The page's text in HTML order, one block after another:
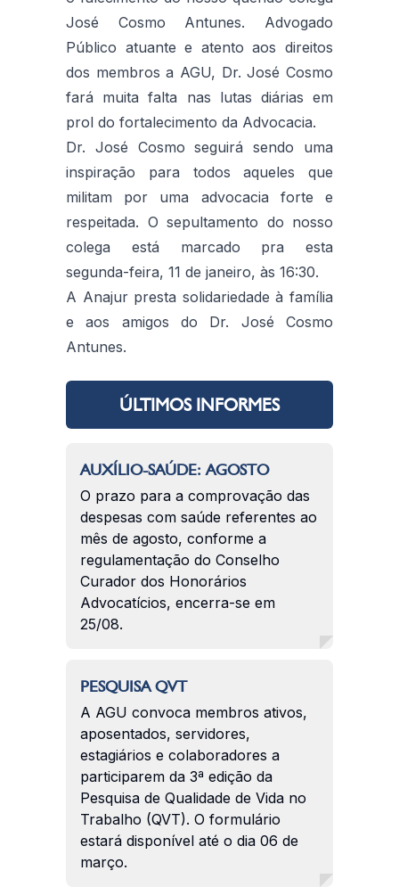
José Cosmo Antunes. Advogado
Público atuante e atento aos direitos
dos membros a AGU, Dr. José Cosmo
fará muita falta nas lutas diárias em
prol do fortalecimento da Advocacia.
Dr. José Cosmo seguirá sendo uma
inspiração para todos aqueles que
militam por uma advocacia forte e
respeitada. O sepultamento do nosso
colega está marcado pra esta
segunda-feira, 11 de janeiro, às 16:30.
A Anajur presta solidariedade à família
e aos amigos do Dr. José Cosmo
Antunes.
ÚLTIMOS INFORMES
AUXÍLIO-SAÚDE: AGOSTO
O prazo para a comprovação das
despesas com saúde referentes ao
mês de agosto, conforme a
regulamentação do Conselho
Curador dos Honorários
Advocatícios, encerra-se em
25/08.
PESQUISA QVT
A AGU convoca membros ativos,
aposentados, servidores,
estagiários e colaboradores a
participarem da 3ª edição da
Pesquisa de Qualidade de Vida no
Trabalho (QVT). O formulário
estará disponível até o dia 06 de
março.